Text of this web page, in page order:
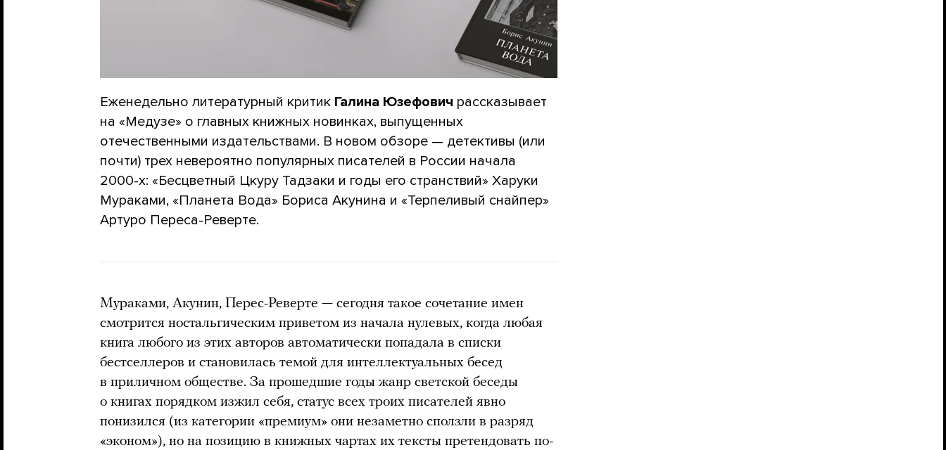
Еженедельно литературный критик Галина Юзефович рассказывает
на «Медузе» о главных книжных новинках, выпущенных
отечественными издательствами. В новом обзоре — детективы (или
почти) трех невероятно популярных писателей в России начала
2000-х: «Бесцветный Цкуру Тадзаки и годы его странствий» Харуки
Мураками, «Планета Вода» Бориса Акунина и «Терпеливый снайпер»
Артуро Переса-Реверте.
Мураками, Акунин, Перес-Реверте — сегодня такое сочетание имен
смотрится ностальгическим приветом из начала нулевых, когда любая
книга любого из этих авторов автоматически попадала в списки
бестселлеров и становилась темой для интеллектуальных бесед
в приличном обществе. За прошедшие годы жанр светской беседы
о книгах порядком изжил себя, статус всех троих писателей явно
понизился (из категории «премиум» они незаметно сползли в разряд
«эконом»), но на позицию в книжных чартах их тексты претендовать по-